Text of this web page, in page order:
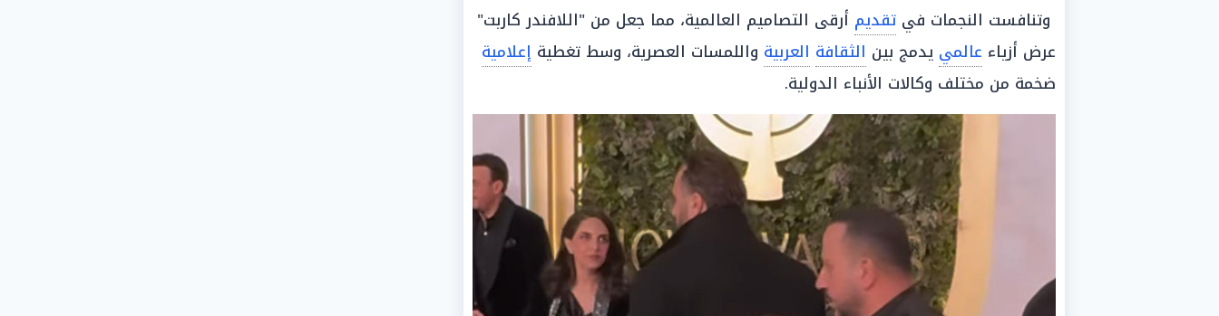
وتنافست النجمات في تقديم أرقى التصاميم العالمية، مما جعل من "اللافندر كاربت"
عرض أزياء عالمي يدمج بين الثقافة العربية واللمسات العصرية، وسط تغطية إعلامية
ضخمة من مختلف وكالات الأنباء الدولية.